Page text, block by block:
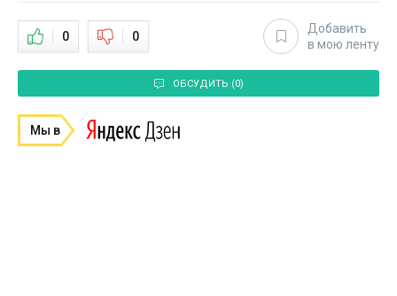
0 0
Добавить
в мою ленту
ОБСУДИТЬ (0)
Мы в